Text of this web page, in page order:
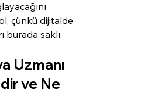
çünkü dijitalde
burada saklı.
Uzmanı
ve Ne